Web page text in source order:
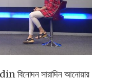
সারাদিন আনোয়ার